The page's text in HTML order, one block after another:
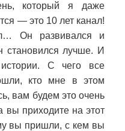
который я даже
— это 10 лет канал!
Он развивался и
становился лучше. И
С чего все
кто мне в этом
вам будем это очень
вы приходите на этот
вы пришли, с кем вы